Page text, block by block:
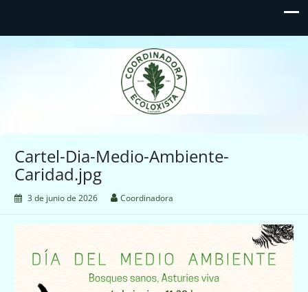
Coordinadora Ecoloxista
d'Asturies
Cartel-Dia-Medio-Ambiente-
Caridad.jpg
3 de junio de 2026 Coordinadora